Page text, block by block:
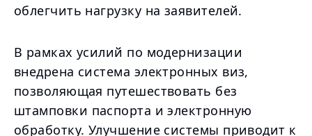
облегчить нагрузку на заявителей.
В рамках усилий по модернизации
внедрена система электронных виз,
позволяющая путешествовать без
штамповки паспорта и электронную
обработку. Улучшение системы приводит к